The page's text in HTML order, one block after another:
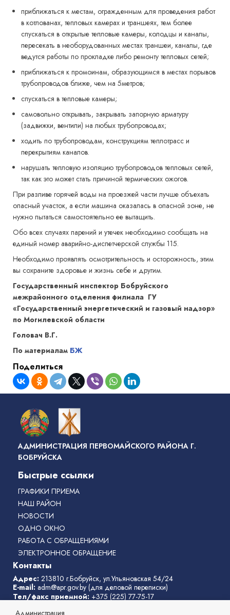
приближаться к местам, огражденным для проведения работ
в котлованах, тепловых камерах и траншеях, тем более
спускаться в открытые тепловые камеры, колодцы и каналы,
пересекать в необорудованных местах траншеи, каналы, где
ведутся работы по прокладке либо ремонту тепловых сетей;
приближаться к промоинам, образующимся в местах порывов
трубопроводов ближе, чем на 5метров;
спускаться в тепловые камеры;
самовольно открывать, закрывать запорную арматуру
(задвижки, вентили) на любых трубопроводах;
ходить по трубопроводам, конструкциям теплотрасс и
перекрытиям каналов.
нарушать тепловую изоляцию трубопроводов тепловых сетей,
так как это может стать причиной термических ожогов.
При разливе горячей воды на проезжей части лучше объехать
опасный участок, а если машина оказалась в опасной зоне, не
нужно пытаться самостоятельно ее вытащить.
Обо всех случаях парений и утечек необходимо сообщать на
единый номер аварийно-диспетчерской службы 115.
Необходимо проявлять осмотрительность и осторожность, этим
вы сохраните здоровье и жизнь себе и другим.
Государственный инспектор Бобруйского
межрайонного отделения филиала ГУ
«Государственный энергетический и газовый надзор»
по Могилевской области
Головач В.Г.
По материалам БЖ
Поделиться
АДМИНИСТРАЦИЯ ПЕРВОМАЙСКОГО РАЙОНА Г.
БОБРУЙСКА
Быстрые ссылки
ГРАФИКИ ПРИЕМА
НАШ РАЙОН
НОВОСТИ
ОДНО ОКНО
РАБОТА С ОБРАЩЕНИЯМИ
ЭЛЕКТРОННОЕ ОБРАЩЕНИЕ
Контакты
Адрес: 213810 г.Бобруйск, ул.Ульяновская 54/24
E-mail: adm@apr.gov.by (для деловой переписки)
Тел/факс приемной: +375 (225) 77-75-17
Администрация